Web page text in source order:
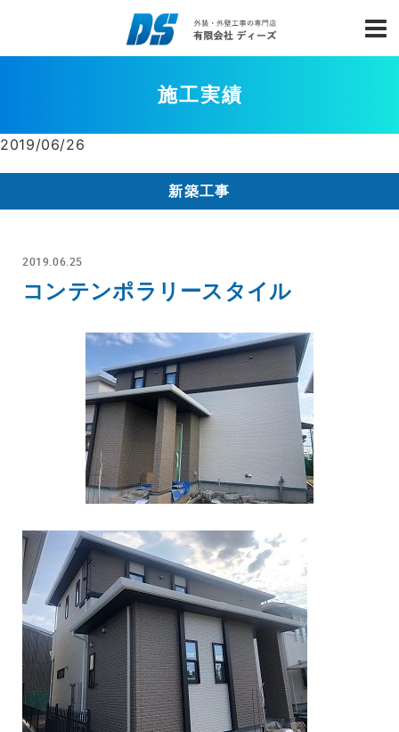
施工実績
2019/06/26
新築工事
2019.06.25
コンテンポラリースタイル